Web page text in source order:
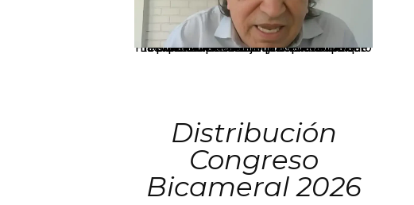
La presidenta Keiko Fujimori informó que la solicitud de indulto presentada por el expresidente Alejandro Toledo será evaluada por la Comisión de Gracias Presidenciales conforme al procedimiento establecido.
Distribución
Congreso
Bicameral 2026